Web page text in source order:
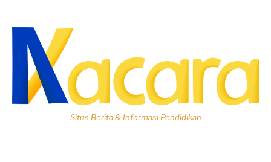
konten
Situs Berita & Informasi Pendidikan